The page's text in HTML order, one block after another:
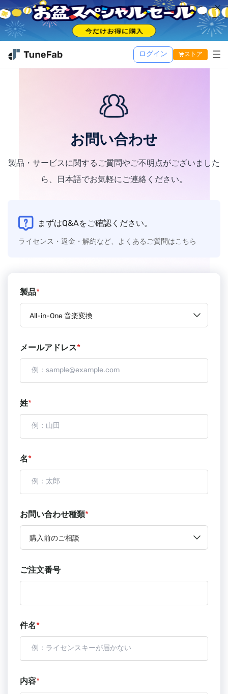
ストア
Amazon Music 変換
Youtube Music 変換
TuneFab Player
ログイン
お問い合わせ
製品・サービスに関するご質問やご不明点がございました
ら、日本語でお気軽にご連絡ください。
まずはQ&Aをご確認ください。
ライセンス・返金・解約など、よくあるご質問はこちら
製品*
All-in-One 音楽変換
メールアドレス*
姓*
名*
お問い合わせ種類*
購入前のご相談
ご注文番号
件名*
内容*